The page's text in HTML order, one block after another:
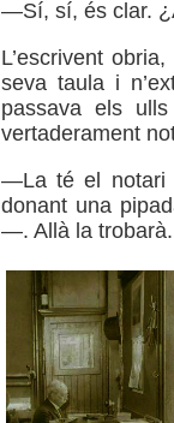
—Sí, sí, és clar.
L’escrivent
seva taula i
passava els
vertaderament
—La té el notari
donant una
—. Allà la trobarà.